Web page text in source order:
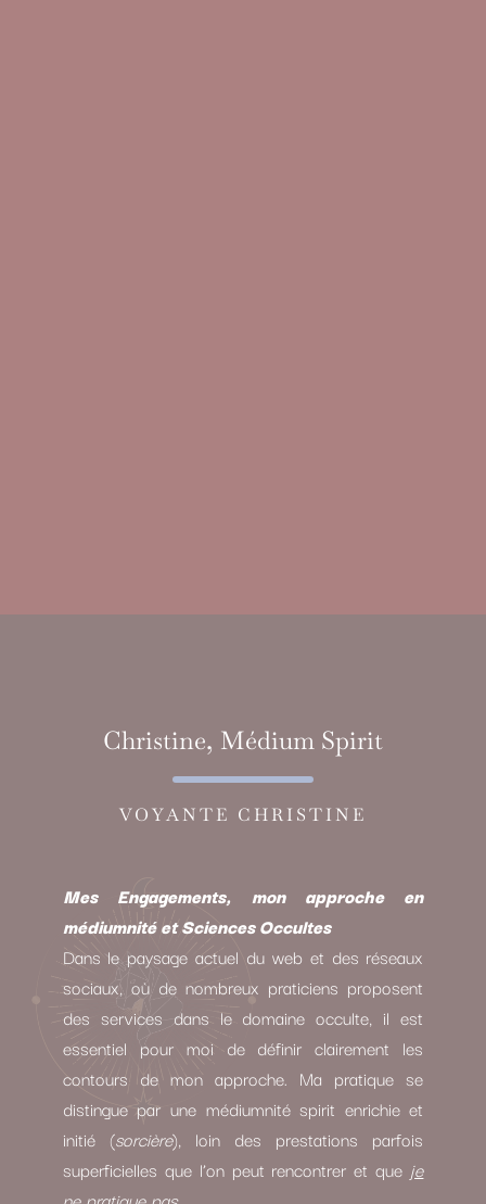
Christine, Médium Spirit
VOYANTE CHRISTINE
Mes Engagements, mon approche en
médiumnité et Sciences Occultes
Dans le paysage actuel du web et des réseaux
sociaux, où de nombreux praticiens proposent
des services dans le domaine occulte, il est
essentiel pour moi de définir clairement les
contours de mon approche. Ma pratique se
distingue par une médiumnité spirit enrichie et
initié (sorcière), loin des prestations parfois
superficielles que l’on peut rencontrer et que je